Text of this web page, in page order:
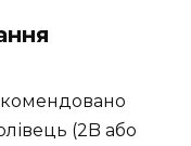
(2B або